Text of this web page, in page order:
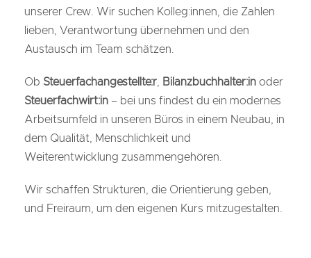
unserer Crew. Wir suchen Kolleg:innen, die Zahlen
lieben, Verantwortung übernehmen und den
Austausch im Team schätzen.
Ob Steuerfachangestellte:r, Bilanzbuchhalter:in oder
Steuerfachwirt:in – bei uns findest du ein modernes
Arbeitsumfeld in unseren Büros in einem Neubau, in
dem Qualität, Menschlichkeit und
Weiterentwicklung zusammengehören.
Wir schaffen Strukturen, die Orientierung geben,
und Freiraum, um den eigenen Kurs mitzugestalten.